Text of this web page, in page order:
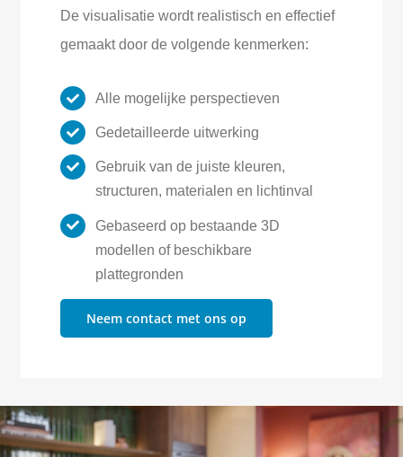
De visualisatie wordt realistisch en effectief
gemaakt door de volgende kenmerken:
Alle mogelijke perspectieven
Gedetailleerde uitwerking
Gebruik van de juiste kleuren,
structuren, materialen en lichtinval
Gebaseerd op bestaande 3D
modellen of beschikbare
plattegronden
Neem contact met ons op